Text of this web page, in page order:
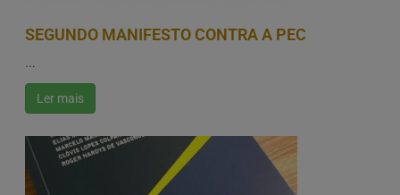
SEGUNDO MANIFESTO CONTRA A PEC
...
Ler mais